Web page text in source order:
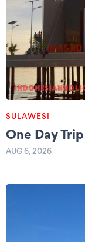
SULAWESI
One Day
AUG 6, 2026